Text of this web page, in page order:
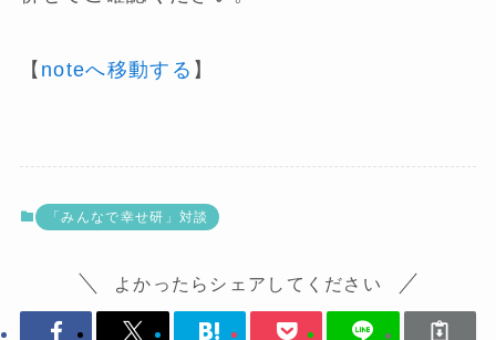
【 noteへ移動する 】
「みんなで幸せ研」対談
よかったらシェアしてください